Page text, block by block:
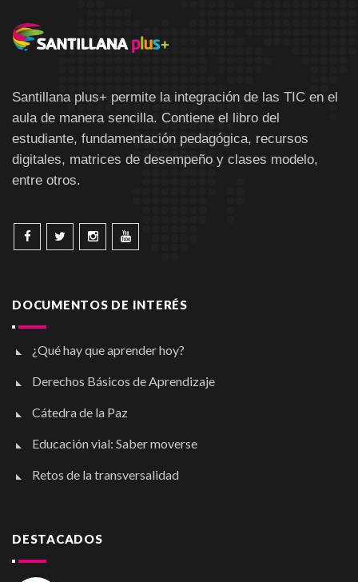
Santillana plus+ permite la integración de las TIC en el
aula de manera sencilla. Contiene el libro del
estudiante, fundamentación pedagógica, recursos
digitales, matrices de desempeño y clases modelo,
entre otros.
DOCUMENTOS DE INTERÉS
¿Qué hay que aprender hoy?
Derechos Básicos de Aprendizaje
Cátedra de la Paz
Educación vial: Saber moverse
Retos de la transversalidad
DESTACADOS